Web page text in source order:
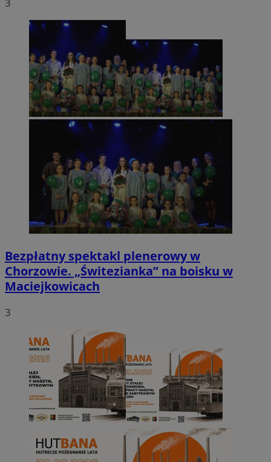
3
Bezpłatny spektakl plenerowy w
Chorzowie. „Świtezianka” na boisku w
Maciejkowicach
3